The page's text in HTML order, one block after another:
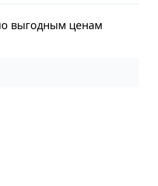
выгодным ценам